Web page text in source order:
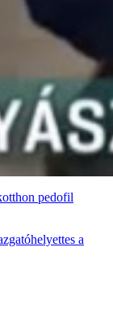
pedofil
a